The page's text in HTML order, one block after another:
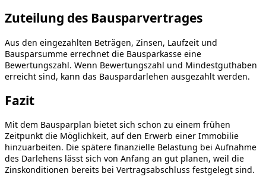
Zuteilung des Bausparvertrages
Aus den eingezahlten Beträgen, Zinsen, Laufzeit und
Bausparsumme errechnet die Bausparkasse eine
Bewertungszahl. Wenn Bewertungszahl und Mindestguthaben
erreicht sind, kann das Bauspardarlehen ausgezahlt werden.
Fazit
Mit dem Bausparplan bietet sich schon zu einem frühen
Zeitpunkt die Möglichkeit, auf den Erwerb einer Immobilie
hinzuarbeiten. Die spätere finanzielle Belastung bei Aufnahme
des Darlehens lässt sich von Anfang an gut planen, weil die
Zinskonditionen bereits bei Vertragsabschluss festgelegt sind.